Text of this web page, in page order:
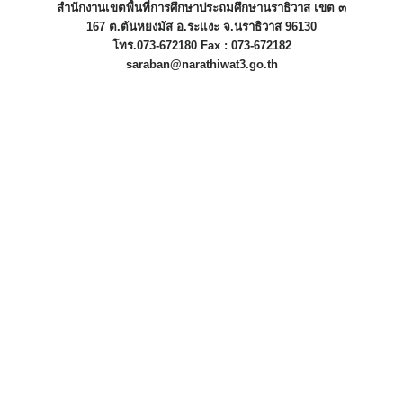
สำนักงานเขตพื้นที่การศึกษาประถมศึกษานราธิวาส เขต ๓
167 ต.ตันหยงมัส อ.ระแงะ จ.นราธิวาส 96130
โทร.073-672180 Fax : 073-672182
saraban@narathiwat3.go.th